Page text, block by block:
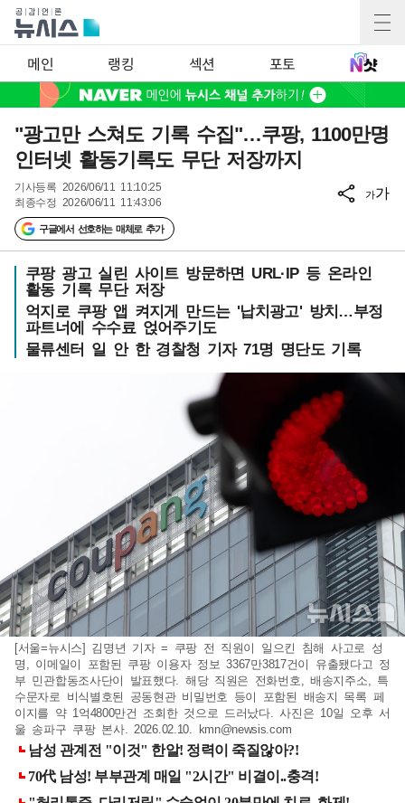
메인 랭킹 섹션 포토
"광고만 스쳐도 기록 수집"…쿠팡, 1100만명
인터넷 활동기록도 무단 저장까지
기사등록 2026/06/11 11:10:25
최종수정 2026/06/11 11:43:06
구글에서 선호하는 매체로 추가
가가
쿠팡 광고 실린 사이트 방문하면 URL·IP 등 온라인
활동 기록 무단 저장
억지로 쿠팡 앱 켜지게 만드는 '납치광고' 방치…부정
파트너에 수수료 얹어주기도
물류센터 일 안 한 경찰청 기자 71명 명단도 기록
[서울=뉴시스] 김명년 기자 = 쿠팡 전 직원이 일으킨 침해 사고로 성
명, 이메일이 포함된 쿠팡 이용자 정보 3367만3817건이 유출됐다고 정
부 민관합동조사단이 발표했다. 해당 직원은 전화번호, 배송지주소, 특
수문자로 비식별호된 공동현관 비밀번호 등이 포함된 배송지 목록 페
이지를 약 1억4800만건 조회한 것으로 드러났다. 사진은 10일 오후 서
울 송파구 쿠팡 본사. 2026.02.10.
kmn@newsis.com